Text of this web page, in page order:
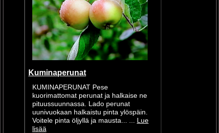
Kuminaperunat
KUMINAPERUNAT Pese
kuorimattomat perunat ja halkaise ne
pituussuunnassa. Lado perunat
uunivuokaan halkaistu pinta ylöspäin.
Voitele pinta öljyllä ja mausta... ...
Lue
lisää